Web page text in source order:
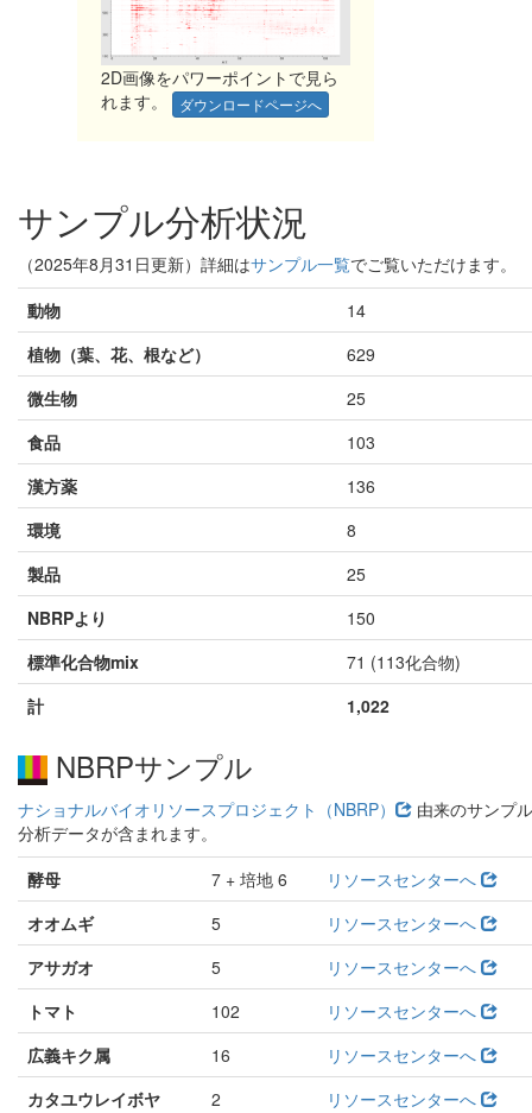
2D画像をパワーポイントで見ら
れます。
ダウンロードページへ
サンプル分析状況
（2025年8月31日更新）詳細はサンプル一覧でご覧いただけます。
動物
14
植物（葉、花、根など）
629
微生物
25
食品
103
漢方薬
136
環境
8
製品
25
NBRPより
150
標準化合物mix
71 (113化合物)
計
1,022
NBRPサンプル
ナショナルバイオリソースプロジェクト（NBRP）
由来のサンプル
分析データが含まれます。
酵母
7 + 培地 6
リソースセンターへ
オオムギ
5
リソースセンターへ
アサガオ
5
リソースセンターへ
トマト
102
リソースセンターへ
広義キク属
16
リソースセンターへ
カタユウレイボヤ
2
リソースセンターへ